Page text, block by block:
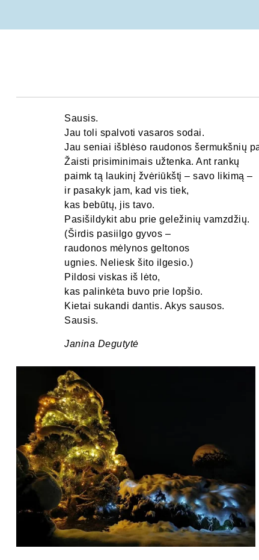
Sausis.
Jau toli spalvoti vasaros sodai.
Jau seniai išblėso raudonos šermukšnių
Žaisti prisiminimais užtenka. Ant rankų
paimk tą laukinį žvėriūkštį – savo likimą –
ir pasakyk jam, kad vis tiek,
kas bebūtų, jis tavo.
Pasišildykit abu prie geležinių vamzdžių.
(Širdis pasiilgo gyvos –
raudonos mėlynos geltonos
ugnies. Neliesk šito ilgesio.)
Pildosi viskas iš lėto,
kas palinkėta buvo prie lopšio.
Kietai sukandi dantis. Akys sausos.
Sausis.
Janina Degutytė